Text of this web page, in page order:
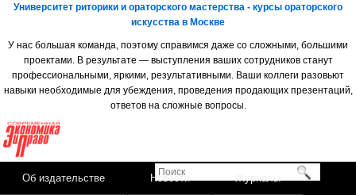
Университет риторики и ораторского мастерства - курсы ораторского
искусства в Москве
У нас большая команда, поэтому справимся даже со сложными, большими
проектами. В результате — выступления ваших сотрудников станут
профессиональными, яркими, результативными. Ваши коллеги разовьют
навыки необходимые для убеждения, проведения продающих презентаций,
ответов на сложные вопросы.
экономика и право
Main menu
Skip to content
Поиск
Об издательстве Новости Журналы